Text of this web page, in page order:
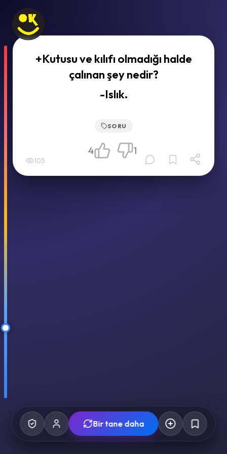
+Kutusu ve kılıfı olmadığı halde
çalınan şey nedir?
-Islık.
SORU
105
4 1
Bir tane daha